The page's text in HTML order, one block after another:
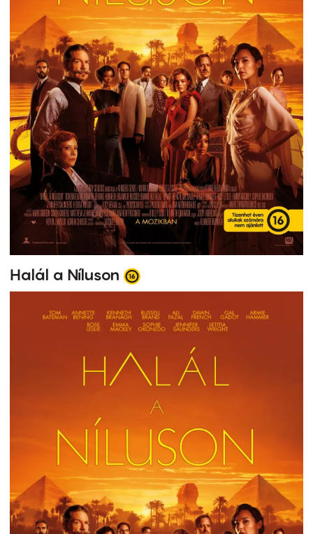
Halál a Níluson